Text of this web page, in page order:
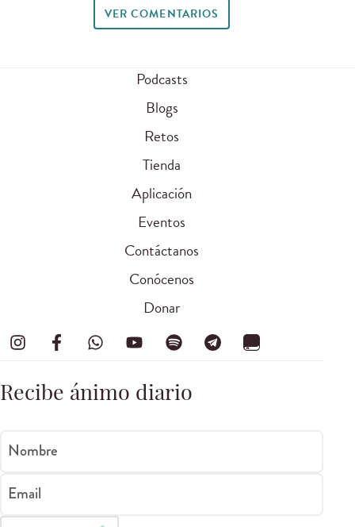
VER COMENTARIOS
Podcasts
Blogs
Retos
Tienda
Aplicación
Eventos
Contáctanos
Conócenos
Donar
Recibe ánimo diario
Nombre
Email